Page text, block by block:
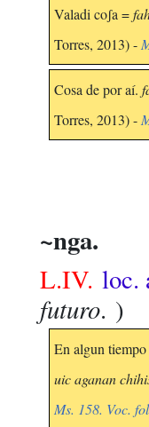
Valadi coʃa =
Torres, 2013) -
Cosa de por aí.
Torres, 2013) -
~nga.
L.IV. loc.
futuro. )
En algun
uic aganan
Ms. 158. Voc.